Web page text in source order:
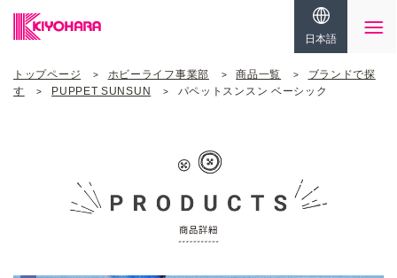
日本語
トップページ ホビーライフ事業部 商品一覧
ブランドで探
す
PUPPET SUNSUN パペットスンスン ベーシック